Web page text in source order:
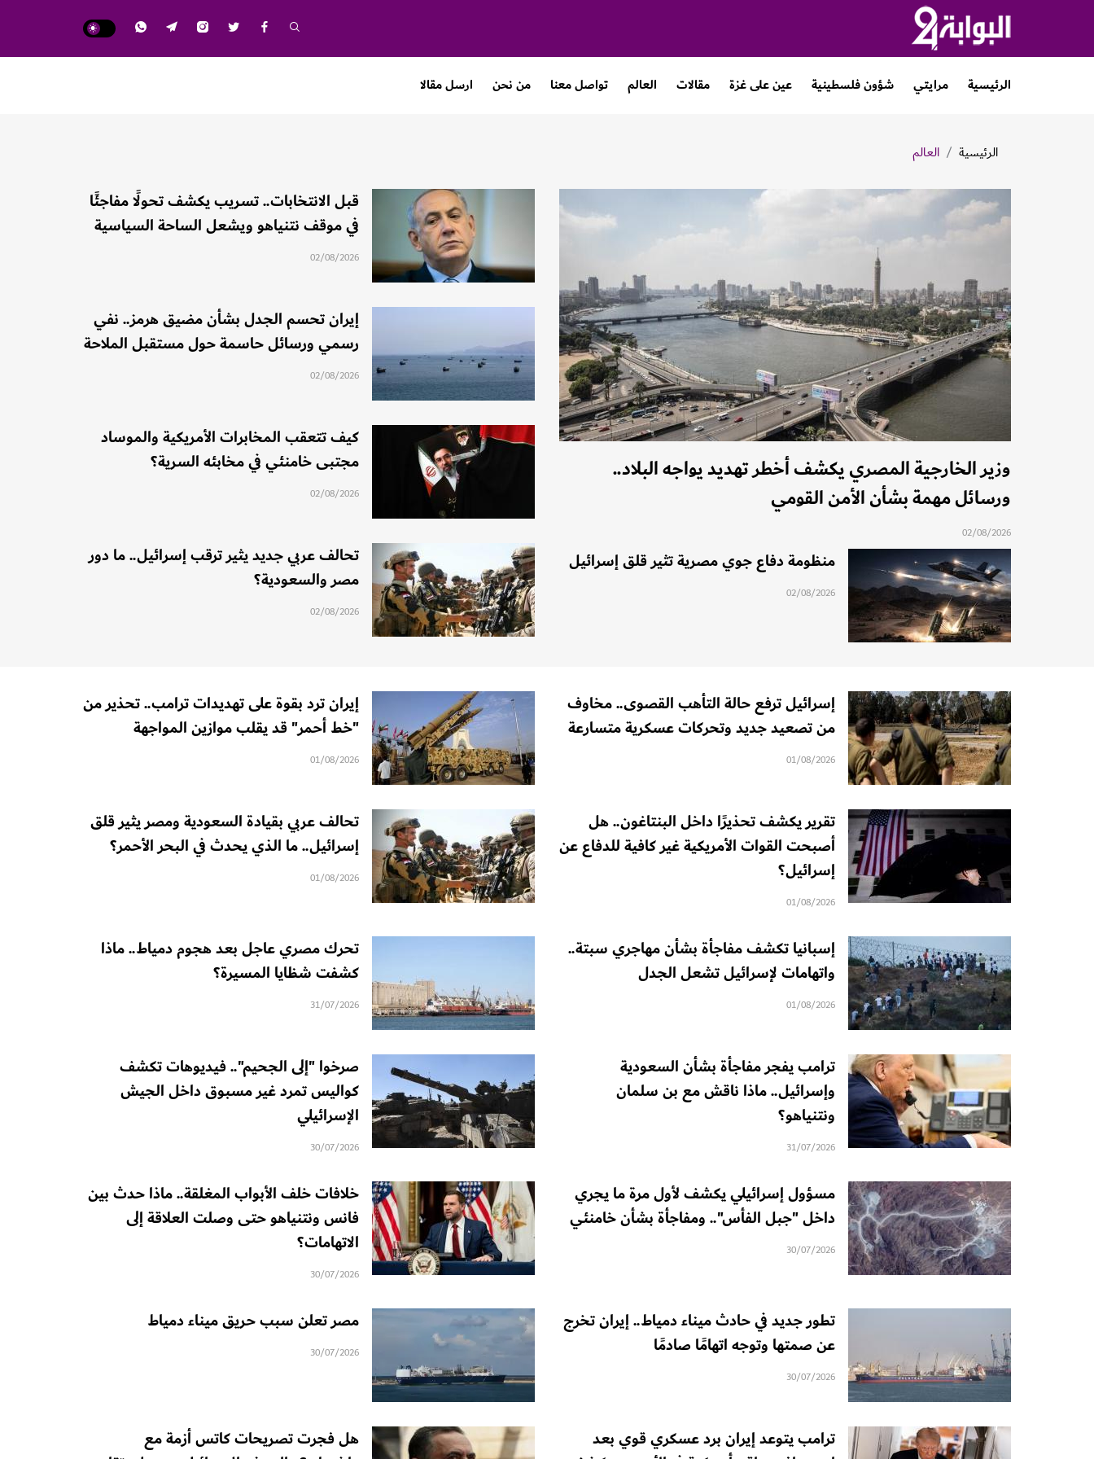
الرئيسية مرايتي شؤون فلسطينية عين على غزة مقالات العالم تواصل معنا من نحن ارسل مقالا
الرئيسية العالم
وزير الخارجية المصري يكشف أخطر تهديد يواجه البلاد..
ورسائل مهمة بشأن الأمن القومي
02/08/2026
منظومة دفاع جوي مصرية تثير قلق إسرائيل
02/08/2026
قبل الانتخابات.. تسريب يكشف تحولًا مفاجئًا
في موقف نتنياهو ويشعل الساحة السياسية
02/08/2026
إيران تحسم الجدل بشأن مضيق هرمز.. نفي
رسمي ورسائل حاسمة حول مستقبل الملاحة
02/08/2026
كيف تتعقب المخابرات الأمريكية والموساد
مجتبى خامنئي في مخابئه السرية؟
02/08/2026
تحالف عربي جديد يثير ترقب إسرائيل.. ما دور
مصر والسعودية؟
02/08/2026
إسرائيل ترفع حالة التأهب القصوى.. مخاوف
من تصعيد جديد وتحركات عسكرية متسارعة
01/08/2026
إيران ترد بقوة على تهديدات ترامب.. تحذير من
"خط أحمر" قد يقلب موازين المواجهة
01/08/2026
تقرير يكشف تحذيرًا داخل البنتاغون.. هل
أصبحت القوات الأمريكية غير كافية للدفاع عن
إسرائيل؟
01/08/2026
تحالف عربي بقيادة السعودية ومصر يثير قلق
إسرائيل.. ما الذي يحدث في البحر الأحمر؟
01/08/2026
إسبانيا تكشف مفاجأة بشأن مهاجري سبتة..
واتهامات لإسرائيل تشعل الجدل
01/08/2026
تحرك مصري عاجل بعد هجوم دمياط.. ماذا
كشفت شظايا المسيرة؟
31/07/2026
ترامب يفجر مفاجأة بشأن السعودية
وإسرائيل.. ماذا ناقش مع بن سلمان
ونتنياهو؟
31/07/2026
صرخوا "إلى الجحيم".. فيديوهات تكشف
كواليس تمرد غير مسبوق داخل الجيش
الإسرائيلي
30/07/2026
مسؤول إسرائيلي يكشف لأول مرة ما يجري
داخل "جبل الفأس".. ومفاجأة بشأن خامنئي
30/07/2026
خلافات خلف الأبواب المغلقة.. ماذا حدث بين
فانس ونتنياهو حتى وصلت العلاقة إلى
الاتهامات؟
30/07/2026
تطور جديد في حادث ميناء دمياط.. إيران تخرج
عن صمتها وتوجه اتهامًا صادمًا
30/07/2026
مصر تعلن سبب حريق ميناء دمياط
30/07/2026
ترامب يتوعد إيران برد عسكري قوي بعد
هل فجرت تصريحات كاتس أزمة مع